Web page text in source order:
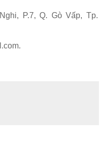
P.7, Q. Gò Vấp, Tp.